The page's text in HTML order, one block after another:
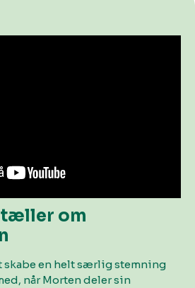
om
skabe en helt særlig stemning
når Morten deler sin